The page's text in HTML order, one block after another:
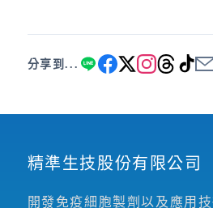
分享到...
精準生技股份有限公司
開發免疫細胞製劑以及應用